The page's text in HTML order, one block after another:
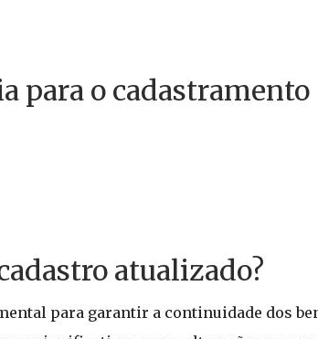
para o cadastramento
atualizado?
para garantir a continuidade dos